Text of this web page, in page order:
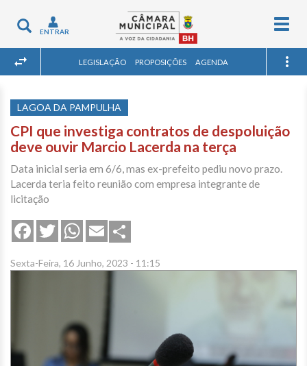
Toggle
navigation
ENTRAR
LEGISLAÇÃO PROPOSIÇÕES AGENDA
LAGOA DA PAMPULHA
CPI que investiga contratos de despoluição
deve ouvir Marcio Lacerda na terça
Data inicial seria em 6/6, mas ex-prefeito pediu novo prazo.
Lacerda teria feito reunião com empresa integrante de
licitação
FacebookTwitterWhatsApp
Email
Sexta-Feira, 16 Junho, 2023 - 11:15